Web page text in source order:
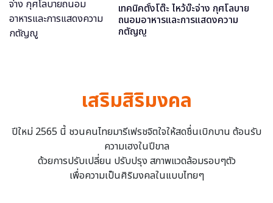
เทคนิคตั้งโต๊ะ ไหว้บ๊ะจ่าง กุศโลบาย
ถนอมอาหารและการแสดงความ
กตัญญู
เสริมสิริมงคล
ปีใหม่ 2565 นี้ ชวนคนไทยมารีเฟรชจิตใจให้สดชื่นเบิกบาน ต้อนรับ
ความเฮงในปีขาล
ด้วยการปรับเปลี่ยน ปรับปรุง สภาพแวดล้อมรอบๆตัว
เพื่อความเป็นศิริมงคลในแบบไทยๆ